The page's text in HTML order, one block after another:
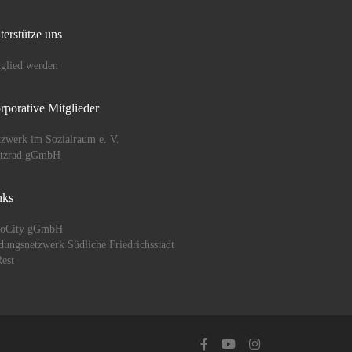
uns
werden
Mitglieder
im Sozialraum e. V.
gGmbH
gGmbH
Südliche Friedrichsstadt